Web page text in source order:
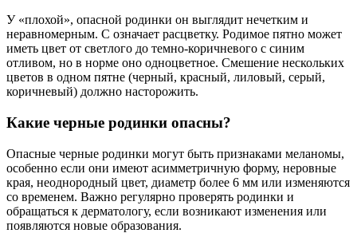
У «плохой», опасной родинки он выглядит нечетким и
неравномерным. C означает расцветку. Родимое пятно может
иметь цвет от светлого до темно-коричневого с синим
отливом, но в норме оно одноцветное. Смешение нескольких
цветов в одном пятне (черный, красный, лиловый, серый,
коричневый) должно насторожить.
Какие черные родинки опасны?
Опасные черные родинки могут быть признаками меланомы,
особенно если они имеют асимметричную форму, неровные
края, неоднородный цвет, диаметр более 6 мм или изменяются
со временем. Важно регулярно проверять родинки и
обращаться к дерматологу, если возникают изменения или
появляются новые образования.